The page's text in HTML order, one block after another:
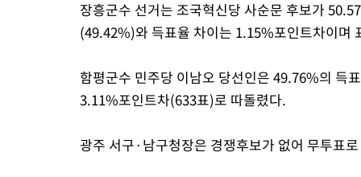
장흥군수 선거는 조국혁신당 사순문 후보가
(49.42%)와 득표율 차이는 1.15%포인트차이며
함평군수 민주당 이남오 당선인은 49.76%의 득
3.11%포인트차(633표)로 따돌렸다.
광주 서구·남구청장은 경쟁후보가 없어 무투표